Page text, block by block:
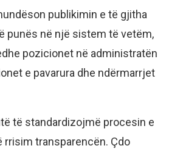
publikimin e të gjitha
punës në një sistem të vetëm,
pozicionet në administratën
e pavarura dhe ndërmarrjet
të standardizojmë procesin e
rrisim transparencën. Çdo